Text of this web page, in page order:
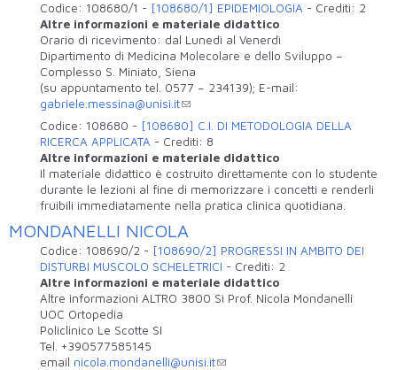
Codice: 108680/1 - [108680/1] EPIDEMIOLOGIA - Crediti: 2
Altre informazioni e materiale didattico
Orario di ricevimento: dal Lunedì al Venerdì
Dipartimento di Medicina Molecolare e dello Sviluppo –
Complesso S. Miniato, Siena
(su appuntamento tel. 0577 – 234139); E-mail:
gabriele.messina@unisi.it
Codice: 108680 - [108680] C.I. DI METODOLOGIA DELLA
RICERCA APPLICATA - Crediti: 8
Altre informazioni e materiale didattico
Il materiale didattico è costruito direttamente con lo studente
durante le lezioni al fine di memorizzare i concetti e renderli
fruibili immediatamente nella pratica clinica quotidiana.
MONDANELLI NICOLA
Codice: 108690/2 - [108690/2] PROGRESSI IN AMBITO DEI
DISTURBI MUSCOLO SCHELETRICI - Crediti: 2
Altre informazioni e materiale didattico
Altre informazioni ALTRO 3800 Sì Prof. Nicola Mondanelli
UOC Ortopedia
Policlinico Le Scotte SI
Tel. +390577585145
email nicola.mondanelli@unisi.it